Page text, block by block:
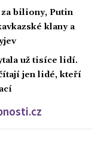
biliony, Putin
klany a
už tisíce lidí.
jen lidé, kteří